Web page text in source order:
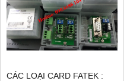
CÁC LOẠI CARD FATEK :